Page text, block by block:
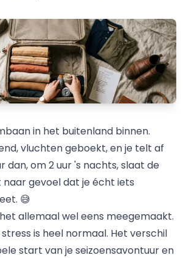
in het buitenland binnen.
vluchten geboekt, en je telt af
dan, om 2 uur 's nachts, slaat de
gevoel dat je écht iets
😅
allemaal wel eens meegemaakt.
is heel normaal. Het verschil
start van je seizoensavontuur en